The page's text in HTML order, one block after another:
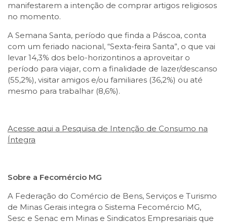
manifestarem a intenção de comprar artigos religiosos
no momento.
A Semana Santa, período que finda a Páscoa, conta
com um feriado nacional, “Sexta-feira Santa”, o que vai
levar 14,3% dos belo-horizontinos a aproveitar o
período para viajar, com a finalidade de lazer/descanso
(55,2%), visitar amigos e/ou familiares (36,2%) ou até
mesmo para trabalhar (8,6%).
Acesse aqui a Pesquisa de Intenção de Consumo na
Íntegra
Sobre a Fecomércio MG
A Federação do Comércio de Bens, Serviços e Turismo
de Minas Gerais integra o Sistema Fecomércio MG,
Sesc e Senac em Minas e Sindicatos Empresariais que